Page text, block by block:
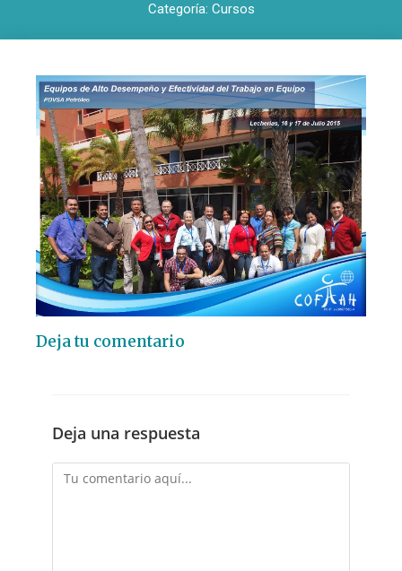
Categoría: Cursos
Deja tu comentario
Deja una respuesta